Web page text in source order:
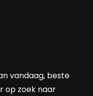
vandaag, beste
op zoek naar